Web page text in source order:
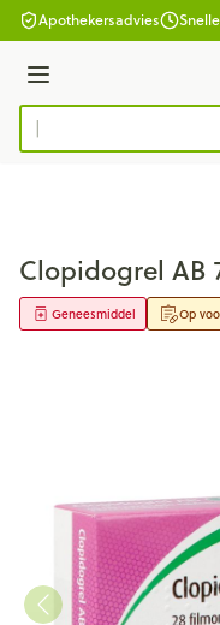
Ga naar de inhoud
Apothekersadvies
Menu
Product, merk,
Clopidogrel AB
Op
Geneesmiddel